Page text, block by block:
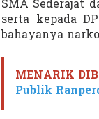
SMA Sederajat
serta kepada
bahayanya
MENARIK
Publik